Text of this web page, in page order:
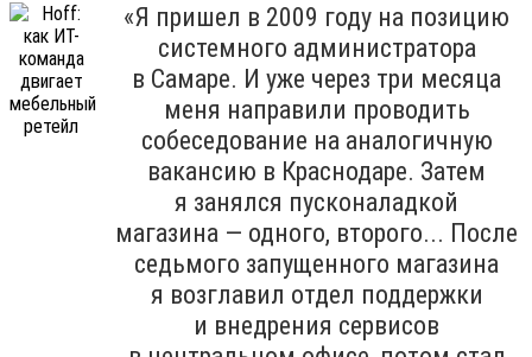
«Я пришел в 2009 году на позицию
системного администратора
в Самаре. И уже через три месяца
меня направили проводить
собеседование на аналогичную
вакансию в Краснодаре. Затем
я занялся пусконаладкой
магазина — одного, второго... После
седьмого запущенного магазина
я возглавил отдел поддержки
и внедрения сервисов